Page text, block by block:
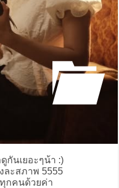
กันเยอะๆน้า :)
ละสภาพ 5555
กคนด้วยค่า